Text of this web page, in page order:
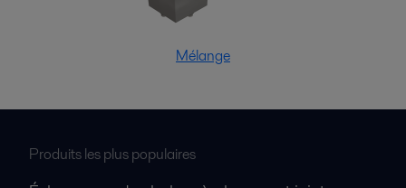
Mélange
Produits les plus populaires